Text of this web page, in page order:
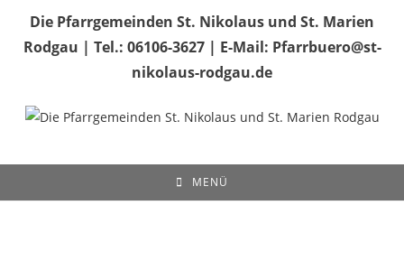
Die Pfarrgemeinden St. Nikolaus und St. Marien
Rodgau | Tel.: 06106-3627 | E-Mail: Pfarrbuero@st-
nikolaus-rodgau.de
MENÜ